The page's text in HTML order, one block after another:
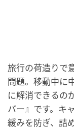
旅行の荷造りで
問題。移動中に
に解消できるの
バー』です。キ
緩みを防ぎ、詰